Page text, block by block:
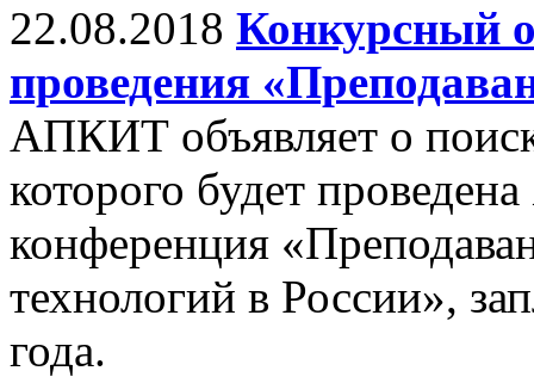
22.08.2018 Конкурсный
проведения
АПКИТ объявляет о
которого будет
конференция
технологий в России»,
года.